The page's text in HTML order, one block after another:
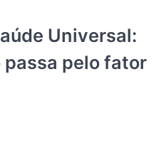
Universal:
pelo fator